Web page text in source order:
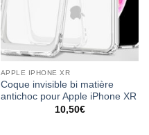
APPLE IPHONE XR
Coque invisible bi matière
antichoc pour Apple iPhone XR
10,50€